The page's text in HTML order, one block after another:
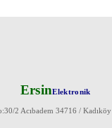
ErsinElektronik
2 Acıbadem 34716 /